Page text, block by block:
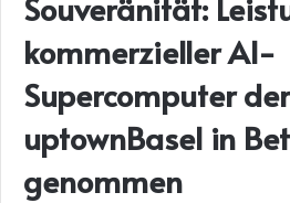
kommerzieller AI-
Supercomputer
uptownBasel in
genommen